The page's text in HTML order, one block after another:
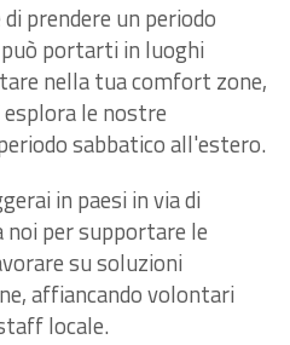
prendere un periodo
portarti in luoghi
nella tua comfort zone,
esplora le nostre
sabbatico all'estero.
in paesi in via di
per supportare le
su soluzioni
affiancando volontari
locale.